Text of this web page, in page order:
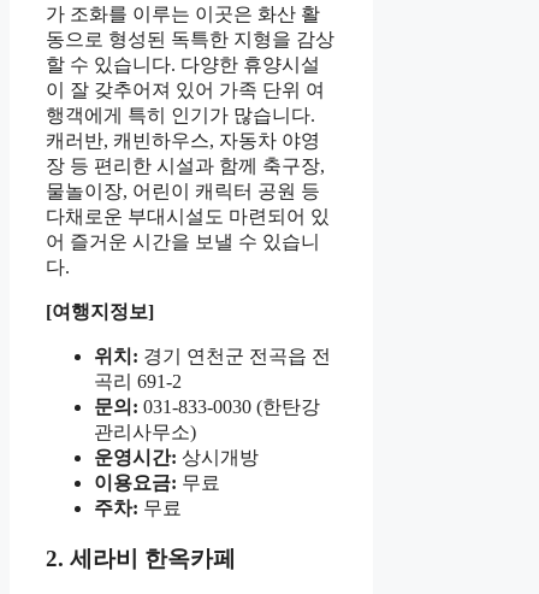
가 조화를 이루는 이곳은 화산 활
동으로 형성된 독특한 지형을 감상
할 수 있습니다. 다양한 휴양시설
이 잘 갖추어져 있어 가족 단위 여
행객에게 특히 인기가 많습니다.
캐러반, 캐빈하우스, 자동차 야영
장 등 편리한 시설과 함께 축구장,
물놀이장, 어린이 캐릭터 공원 등
다채로운 부대시설도 마련되어 있
어 즐거운 시간을 보낼 수 있습니
다.
[여행지정보]
위치: 경기 연천군 전곡읍 전
곡리 691-2
문의: 031-833-0030 (한탄강
관리사무소)
운영시간: 상시개방
이용요금: 무료
주차: 무료
2. 세라비 한옥카페